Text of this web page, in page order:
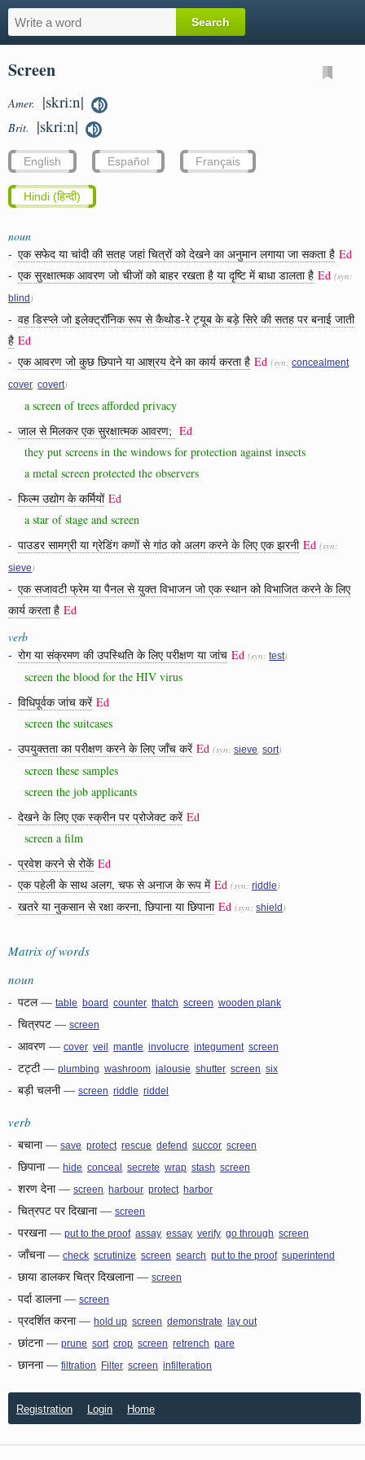
Screen
Amer. |skriːn|
Brit. |skriːn|
English Español Français
Hindi (हिन्दी)
noun
- एक सफेद या चांदी की सतह जहां चित्रों को देखने का अनुमान लगाया जा सकता है Ed
- एक सुरक्षात्मक आवरण जो चीजों को बाहर रखता है या दृष्टि में बाधा डालता है Ed (syn:
blind )
- वह डिस्प्ले जो इलेक्ट्रॉनिक रूप से कैथोड-रे ट्यूब के बड़े सिरे की सतह पर बनाई जाती
है Ed
- एक आवरण जो कुछ छिपाने या आश्रय देने का कार्य करता है Ed (syn: concealment
cover covert)
a screen of trees afforded privacy
- जाल से मिलकर एक सुरक्षात्मक आवरण; Ed
they put screens in the windows for protection against insects
a metal screen protected the observers
- फिल्म उद्योग के कर्मियों Ed
a star of stage and screen
- पाउडर सामग्री या ग्रेडिंग कणों से गांठ को अलग करने के लिए एक झरनी Ed (syn:
sieve )
- एक सजावटी फ्रेम या पैनल से युक्त विभाजन जो एक स्थान को विभाजित करने के लिए
कार्य करता है Ed
verb
- रोग या संक्रमण की उपस्थिति के लिए परीक्षण या जांच Ed (syn: test)
screen the blood for the HIV virus
- विधिपूर्वक जांच करें Ed
screen the suitcases
- उपयुक्तता का परीक्षण करने के लिए जाँच करें Ed (syn: sieve sort)
screen these samples
screen the job applicants
- देखने के लिए एक स्क्रीन पर प्रोजेक्ट करें Ed
screen a film
- प्रवेश करने से रोकें Ed
- एक पहेली के साथ अलग, चफ से अनाज के रूप में Ed (syn: riddle )
- खतरे या नुकसान से रक्षा करना, छिपाना या छिपाना Ed (syn: shield )
Matrix of words
noun
- पटल— table board counter thatch screen wooden plank
- चित्रपट — screen
- आवरण — cover veil mantle involucre integument screen
- टट्टी— plumbing washroom jalousie shutter screen six
- बड़ी चलनी— screen riddle riddel
verb
- बचाना— save protect rescue defend succor screen
- छिपाना— hide conceal secrete wrap stash screen
- शरण देना— screen harbour protect harbor
- चित्रपट पर दिखाना— screen
- परखना— put to the proof, assay essay verify go through screen
- जाँचना— check scrutinize screen search put to the proof, superintend
- छाया डालकर चित्र दिखलाना— screen
- पर्दा डालना— screen
- प्रदर्शित करना— hold up screen demonstrate lay out
- छांटना— prune sort crop screen retrench pare
- छानना— filtration Filter screen infilteration
Registration Login Home